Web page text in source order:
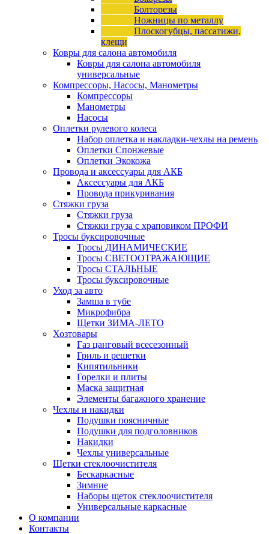
Болторезы
Ножницы по металлу
Плоскогубцы, пассатижи,
клещи
Ковры для салона автомобиля
Ковры для салона автомобиля
универсальные
Компрессоры, Насосы, Манометры
Компрессоры
Манометры
Насосы
Оплетки рулевого колеса
Набор оплетка и накладки-чехлы на ремень
Оплетки Спонжевые
Оплетки Экокожа
Провода и аксессуары для АКБ
Аксессуары для АКБ
Провода прикуривания
Стяжки груза
Стяжки груза
Стяжки груза с храповиком ПРОФИ
Тросы буксировочные
Тросы ДИНАМИЧЕСКИЕ
Тросы СВЕТООТРАЖАЮЩИЕ
Тросы СТАЛЬНЫЕ
Тросы буксировочные
Уход за авто
Замша в тубе
Микрофибра
Щетки ЗИМА-ЛЕТО
Хозтовары
Газ цанговый всесезонный
Гриль и решетки
Кипятильники
Горелки и плиты
Маска защитная
Элементы багажного хранение
Чехлы и накидки
Подушки поясничные
Подушки для подголовников
Накидки
Чехлы универсальные
Щетки стеклоочистителя
Бескаркасные
Зимние
Наборы щеток стеклоочистителя
Универсальные каркасные
О компании
Контакты